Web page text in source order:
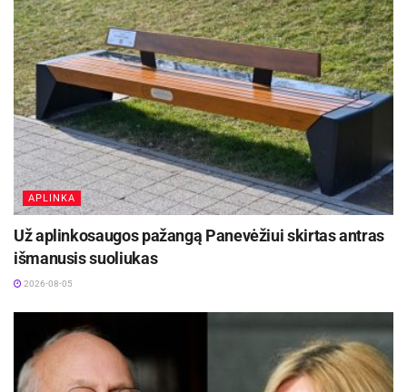
APLINKA
Už aplinkosaugos pažangą Panevėžiui skirtas antras
išmanusis suoliukas
2026-08-05